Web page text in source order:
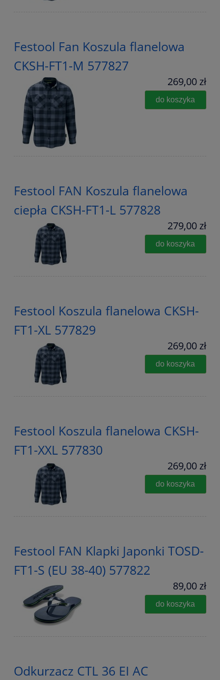
Festool Fan Koszula flanelowa
CKSH-FT1-M 577827
269,00 zł
do koszyka
Festool FAN Koszula flanelowa
ciepła CKSH-FT1-L 577828
279,00 zł
do koszyka
Festool Koszula flanelowa CKSH-
FT1-XL 577829
269,00 zł
do koszyka
Festool Koszula flanelowa CKSH-
FT1-XXL 577830
269,00 zł
do koszyka
Festool FAN Klapki Japonki TOSD-
FT1-S (EU 38-40) 577822
89,00 zł
do koszyka
Odkurzacz CTL 36 EI AC